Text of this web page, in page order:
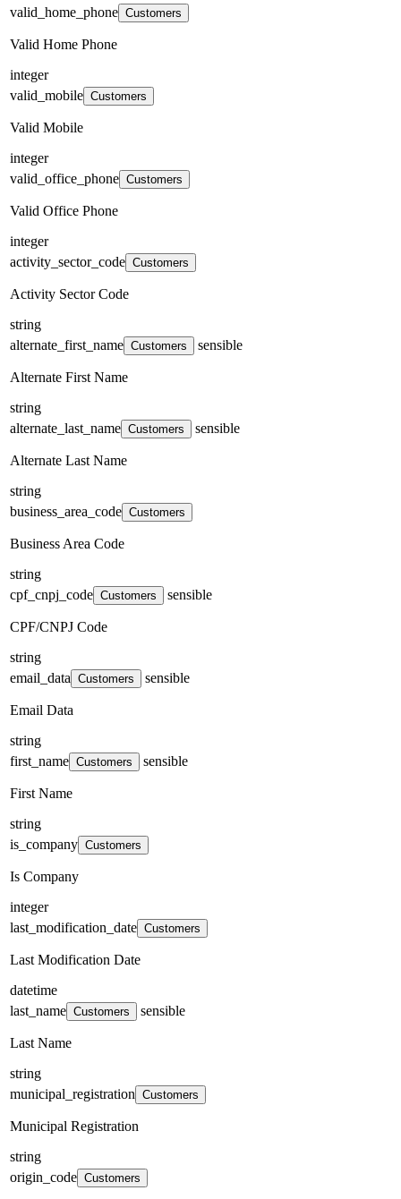
valid_home_phone Customers
Valid Home Phone
integer
valid_mobile Customers
Valid Mobile
integer
valid_office_phone Customers
Valid Office Phone
integer
activity_sector_code Customers
Activity Sector Code
string
alternate_first_name Customers sensible
Alternate First Name
string
alternate_last_name Customers sensible
Alternate Last Name
string
business_area_code Customers
Business Area Code
string
cpf_cnpj_code Customers sensible
CPF/CNPJ Code
string
email_data Customers sensible
Email Data
string
first_name Customers sensible
First Name
string
is_company Customers
Is Company
integer
last_modification_date Customers
Last Modification Date
datetime
last_name Customers sensible
Last Name
string
municipal_registration Customers
Municipal Registration
string
origin_code Customers